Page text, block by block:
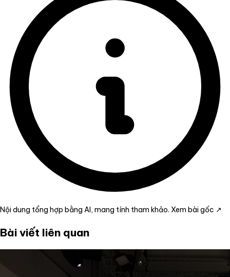
Nội dung tổng hợp bằng AI, mang tính tham khảo. Xem bài gốc ↗
Bài viết liên quan